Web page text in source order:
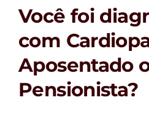
Você foi
com
Aposentado
Pensionista?